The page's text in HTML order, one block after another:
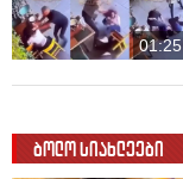
01:25
ბოლო სიახლეები